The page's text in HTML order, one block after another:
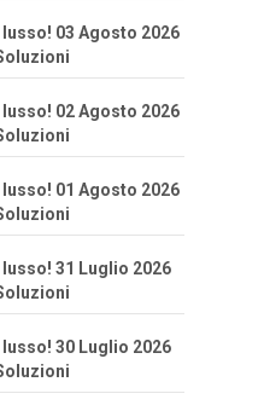
03 Agosto 2026
02 Agosto 2026
01 Agosto 2026
31 Luglio 2026
30 Luglio 2026